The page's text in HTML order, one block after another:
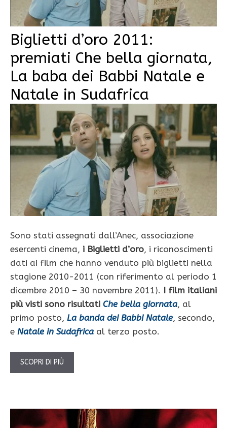
Biglietti d’oro 2011:
premiati Che bella giornata,
La baba dei Babbi Natale e
Natale in Sudafrica
Sono stati assegnati dall’Anec, associazione
esercenti cinema, i Biglietti d’oro, i riconoscimenti
dati ai film che hanno venduto più biglietti nella
stagione 2010-2011 (con riferimento al periodo 1
dicembre 2010 – 30 novembre 2011). I film italiani
più visti sono risultati Che bella giornata, al
primo posto, La banda dei Babbi Natale, secondo,
e Natale in Sudafrica al terzo posto.
SCOPRI DI PIÙ